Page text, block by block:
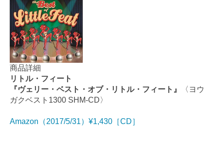
商品詳細
リトル・フィート
『ヴェリー・ベスト・オブ・リトル・フィート』
〈ヨウ
ガクベスト1300 SHM-CD〉
Amazon（2017/5/31）¥1,430［CD］